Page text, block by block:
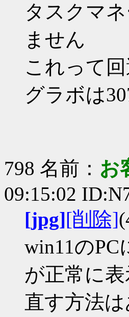
タスクマ
ません
これって
グラボは
798 名前： お
09:15:02
[jpg][削除]
win11の
が正常に
直す方法